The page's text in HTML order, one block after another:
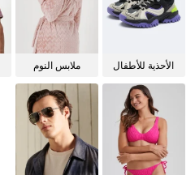
الأحذية للأطفال
ملابس النوم